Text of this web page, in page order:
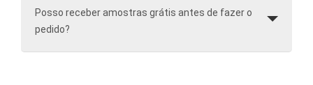
Posso receber amostras grátis antes de fazer o
pedido?